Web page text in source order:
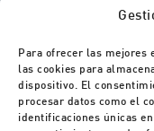
Para ofrecer las mejores
las cookies para
dispositivo. El
procesar datos como el
identificaciones únicas